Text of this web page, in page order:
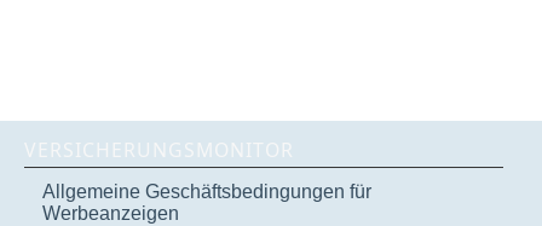
VERSICHERUNGSMONITOR
Allgemeine Geschäftsbedingungen für
Werbeanzeigen